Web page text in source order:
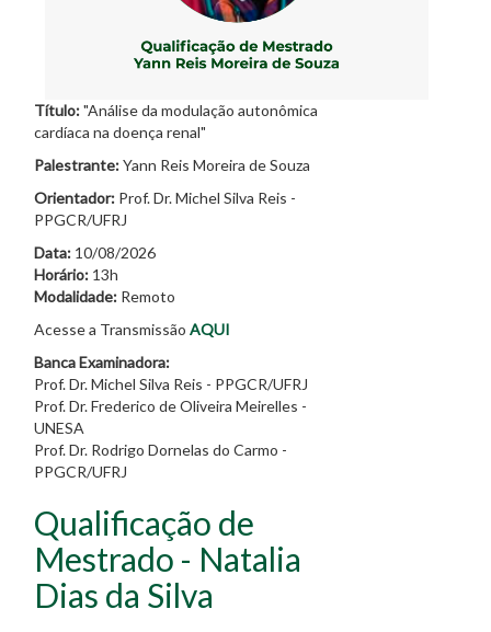
Título:"Análise da modulação autonômica
cardíaca na doença renal"
Palestrante:Yann Reis Moreira de Souza
Orientador: Prof. Dr. Michel Silva Reis -
PPGCR/UFRJ
Data: 10/08/2026
Horário: 13h
Modalidade: Remoto
Acesse a Transmissão AQUI
Banca Examinadora:
Prof. Dr. Michel Silva Reis - PPGCR/UFRJ
Prof. Dr. Frederico de Oliveira Meirelles -
UNESA
Prof. Dr. Rodrigo Dornelas do Carmo -
PPGCR/UFRJ
Qualificação de
Mestrado - Natalia
Dias da Silva